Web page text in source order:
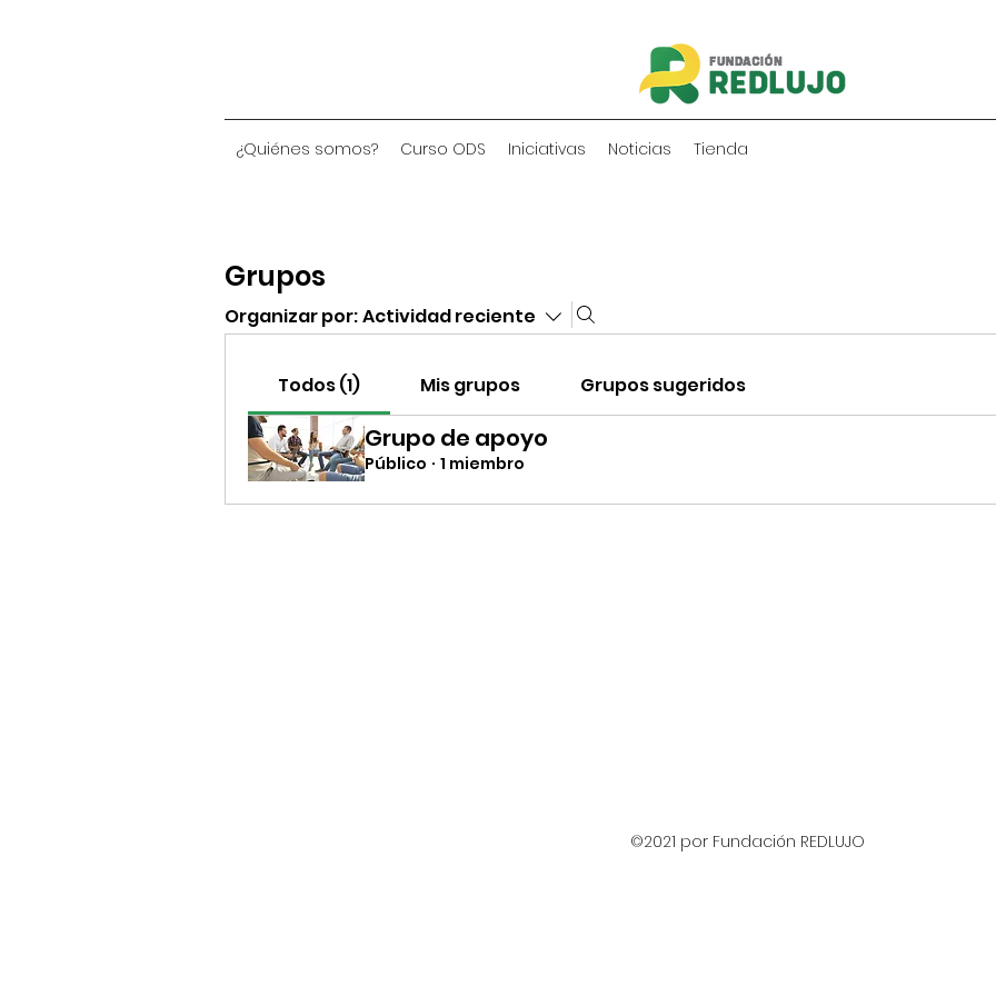
¿Quiénes somos? Curso ODS Iniciativas Noticias Tienda
Grupos
Organizar por:Actividad reciente
Todos (1) Mis grupos Grupos sugeridos
Grupo de apoyo
Público · 1 miembro
©2021 por Fundación REDLUJO